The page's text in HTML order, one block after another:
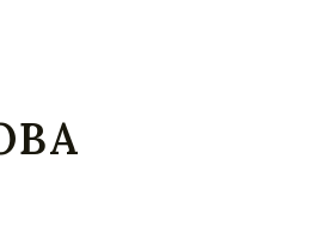
«Антоновки»
реж. Виталий Любский
Татьяна Казакова